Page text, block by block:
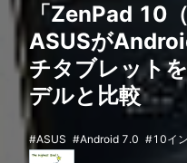
活用
主要
「ZenPad 10
ASUSが
チタブレット
デルと比較
ASUS Android 7.0 10イ